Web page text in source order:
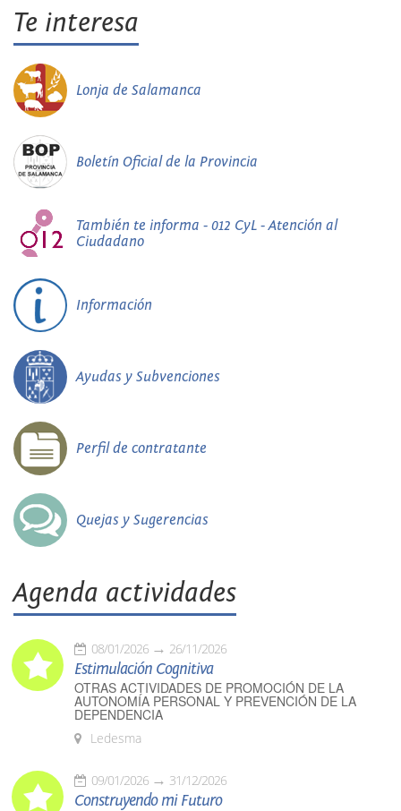
Te interesa
Lonja de Salamanca
Boletín Oficial de la Provincia
También te informa - 012 CyL - Atención al
Ciudadano
Información
Ayudas y Subvenciones
Perfil de contratante
Quejas y Sugerencias
Agenda actividades
08/01/2026 26/11/2026
Estimulación Cognitiva
OTRAS ACTIVIDADES DE PROMOCIÓN DE LA
AUTONOMÍA PERSONAL Y PREVENCIÓN DE LA
DEPENDENCIA
Ledesma
09/01/2026 31/12/2026
Construyendo mi Futuro